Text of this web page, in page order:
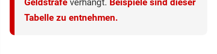
Tabelle zu entnehmen.